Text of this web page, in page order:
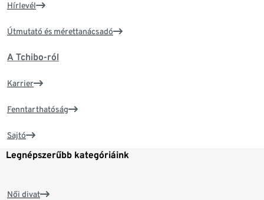
Hírlevél
Útmutató és mérettanácsadó
A Tchibo-ról
Karrier
Fenntarthatóság
Sajtó
Legnépszerűbb kategóriáink
Női divat